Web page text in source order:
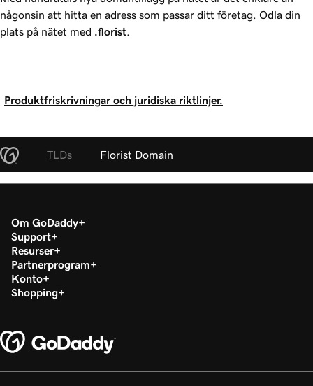
någonsin att hitta en adress som passar ditt företag. Odla din
plats på nätet med .florist
Produktfriskrivningar och juridiska riktlinjer.
TLDs Florist Domain
Om GoDaddy
Support
Resurser
Partnerprogram
Konto
Shopping